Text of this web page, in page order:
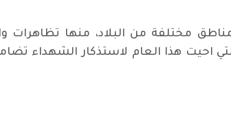
مختلفة من البلاد، منها
احيت هذا العام لاستذكار الشهداء